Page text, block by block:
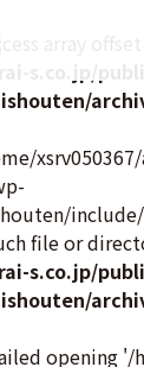
業
開発 /不動産ソ
住宅事業
array offset
s.co.jp/
file or
s.co.jp/
opening '/